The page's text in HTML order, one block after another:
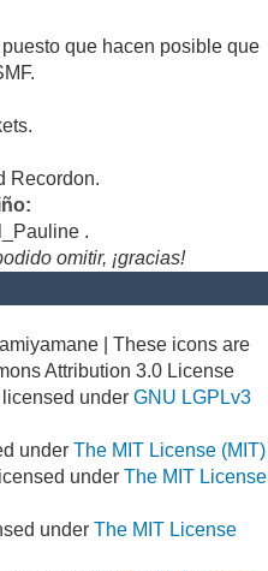
que hacen posible que
Recordon.
.
omitir, ¡gracias!
| These icons are
Attribution 3.0 License
under GNU LGPLv3
under The MIT License (MIT)
under The MIT License
under The MIT License